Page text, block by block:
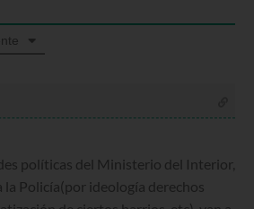
políticas del Ministerio del Interior,
la Policía(por ideología derechos